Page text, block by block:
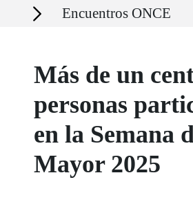
Secciones Encuentros ONCE
Más de un
personas
en la Semana
Mayor 2025